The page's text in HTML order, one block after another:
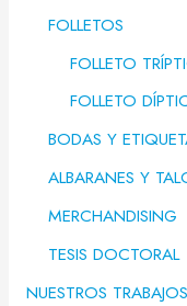
FOLLETOS
FOLLETO
FOLLETO
BODAS Y
ALBARANES Y
MERCHANDISING
TESIS DOCTORAL
NUESTROS TRABAJOS